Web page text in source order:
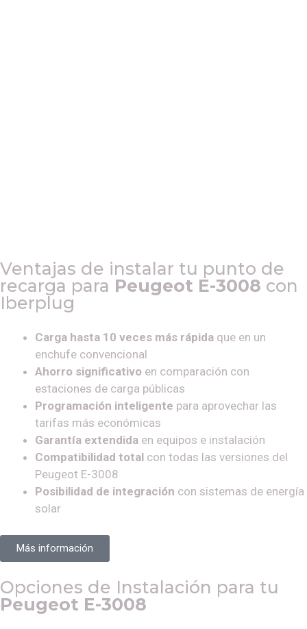
Ventajas de instalar tu punto de
recarga para Peugeot E-3008 con
Iberplug
Carga hasta 10 veces más rápida que en un
enchufe convencional
Ahorro significativo en comparación con
estaciones de carga públicas
Programación inteligente para aprovechar las
tarifas más económicas
Garantía extendida en equipos e instalación
Compatibilidad total con todas las versiones del
Peugeot E-3008
Posibilidad de integración con sistemas de energía
solar
Más información
Opciones de Instalación para tu
Peugeot E-3008